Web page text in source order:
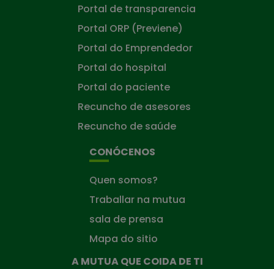
Portal de transparencia
Portal ORP (Previene)
Portal do Emprendedor
Portal do hospital
Portal do paciente
Recuncho de asesores
Recuncho de saúde
CONÓCENOS
Quen somos?
Traballar na mutua
sala de prensa
Mapa do sitio
A MUTUA QUE COIDA DE TI